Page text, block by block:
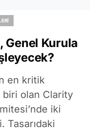
Genel Kurula
en kritik
biri olan Clarity
iki
Tasarıdaki